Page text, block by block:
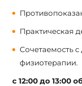
Практическая
Сочетаемость
физиотерапии.
с 12:00 до 13:00